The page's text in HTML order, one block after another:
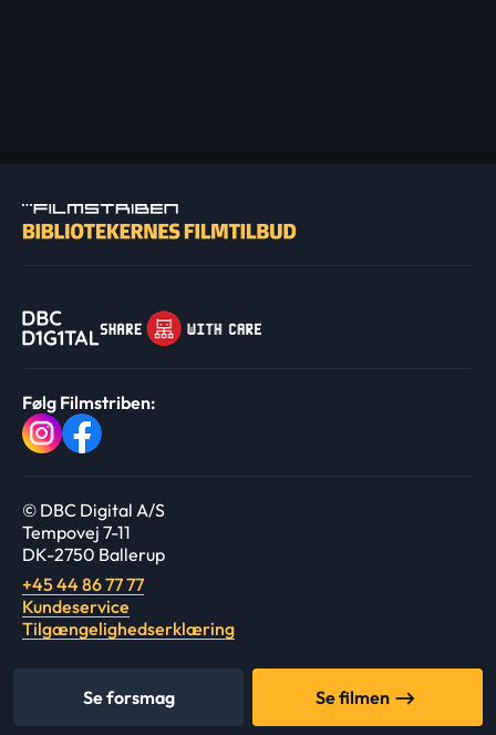
Se forsmag Se filmen
Følg Filmstriben:
© DBC Digital A/S
Tempovej 7-11
DK-2750 Ballerup
+45 44 86 77 77
Kundeservice
Tilgængelighedserklæring